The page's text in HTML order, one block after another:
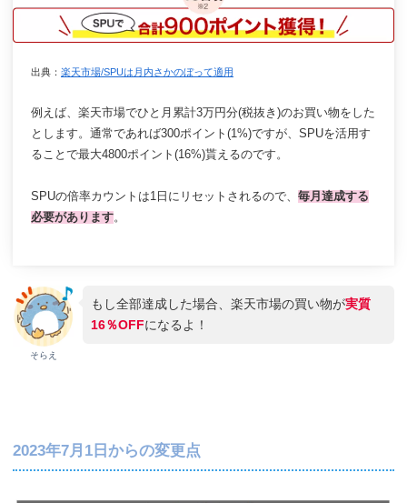
出典： 楽天市場/SPUは月内さかのぼって適用
例えば、楽天市場でひと月累計3万円分(税抜き)のお買い物をした
とします。通常であれば300ポイント(1%)ですが、SPUを活用す
ることで最大4800ポイント(16%)貰えるのです。
SPUの倍率カウントは1日にリセットされるので、 毎月達成する
必要があります。
そらえ
もし全部達成した場合、楽天市場の買い物が実質
16％OFFになるよ！
2023年7月1日からの変更点